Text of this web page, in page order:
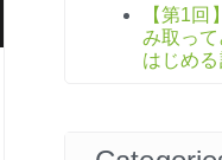
【第1
み取っ
はじめ